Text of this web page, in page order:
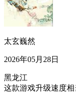
太玄巍然
2026年05月28日
黑龙江
这款游戏升级速度